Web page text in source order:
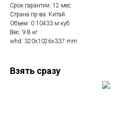
Срок гарантии: 12 мес.
Страна пр-ва: Китай
Объем: 0.10433 м.куб
Вес: 9.8 кг
whd: 320x1026x337 mm
Взять сразу